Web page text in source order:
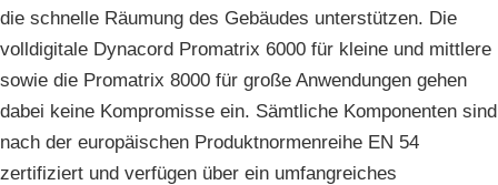
die schnelle Räumung des Gebäudes unterstützen. Die
volldigitale Dynacord Promatrix 6000 für kleine und mittlere
sowie die Promatrix 8000 für große Anwendungen gehen
dabei keine Kompromisse ein. Sämtliche Komponenten sind
nach der europäischen Produktnormenreihe EN 54
zertifiziert und verfügen über ein umfangreiches